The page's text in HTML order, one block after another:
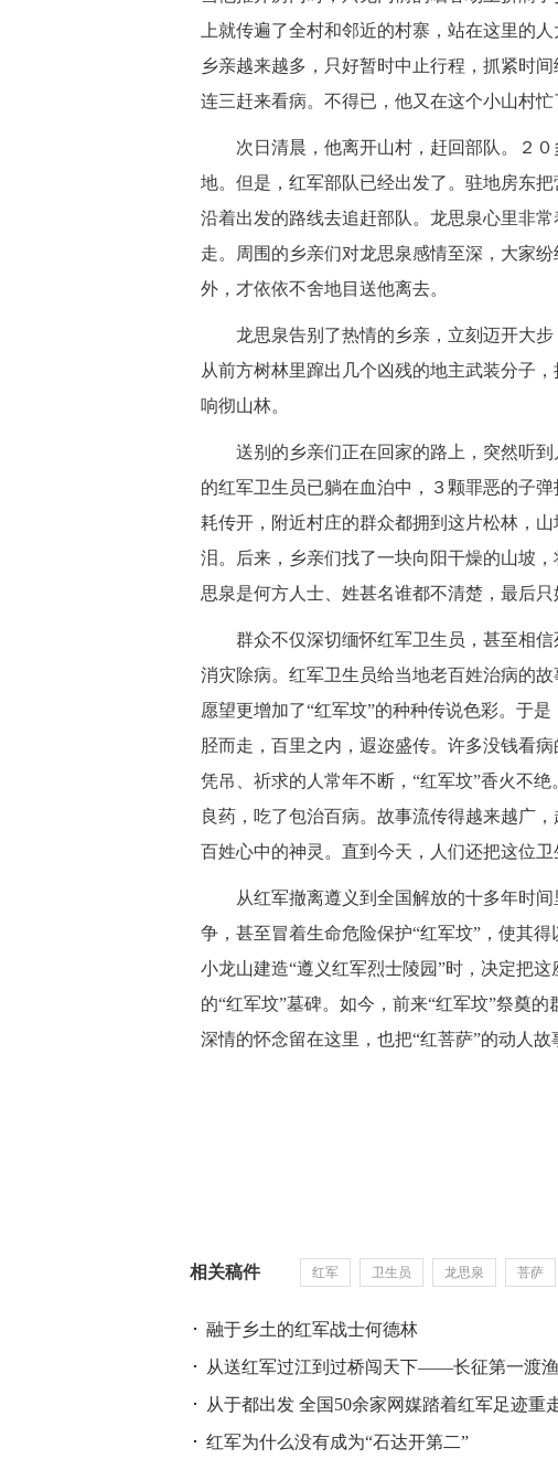
上就传遍了全村和邻近的村寨，站在这里的
乡亲越来越多，只好暂时中止行程，抓紧时
连三赶来看病。不得已，他又在这个小山村忙
次日清晨，他离开山村，赶回部队。２０
地。但是，红军部队已经出发了。驻地房东
沿着出发的路线去追赶部队。龙思泉心里非
走。周围的乡亲们对龙思泉感情至深，大家
外，才依依不舍地目送他离去。
龙思泉告别了热情的乡亲，立刻迈开大步
从前方树林里蹿出几个凶残的地主武装分子
响彻山林。
送别的乡亲们正在回家的路上，突然听到
的红军卫生员已躺在血泊中，３颗罪恶的子
耗传开，附近村庄的群众都拥到这片松林，
泪。后来，乡亲们找了一块向阳干燥的山坡
思泉是何方人士、姓甚名谁都不清楚，最后只
群众不仅深切缅怀红军卫生员，甚至相信
消灾除病。红军卫生员给当地老百姓治病的
愿望更增加了“红军坟”的种种传说色彩。于
胫而走，百里之内，遐迩盛传。许多没钱看
凭吊、祈求的人常年不断，“红军坟”香火不
良药，吃了包治百病。故事流传得越来越广
百姓心中的神灵。直到今天，人们还把这位卫
从红军撤离遵义到全国解放的十多年时间
争，甚至冒着生命危险保护“红军坟”，使其
小龙山建造“遵义红军烈士陵园”时，决定把
的“红军坟”墓碑。如今，前来“红军坟”祭奠
深情的怀念留在这里，也把“红菩萨”的动人故
相关稿件 红军 卫生员 龙思泉 菩萨
融于乡土的红军战士何德林
从送红军过江到过桥闯天下——长征第一渡
从于都出发 全国50余家网媒踏着红军足迹重
红军为什么没有成为“石达开第二”